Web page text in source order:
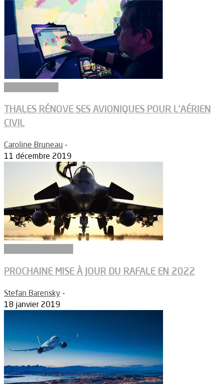
THALES RÉNOVE SES AVIONIQUES POUR L’AÉRIEN
CIVIL
Caroline Bruneau -
11 décembre 2019
PROCHAINE MISE À JOUR DU RAFALE EN 2022
Stefan Barensky -
18 janvier 2019